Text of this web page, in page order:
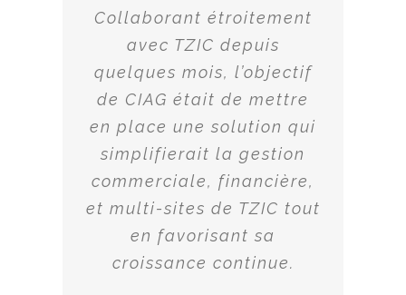
Collaborant étroitement
avec TZIC depuis
quelques mois, l’objectif
de CIAG était de mettre
en place une solution qui
simplifierait la gestion
commerciale, financière,
et multi-sites de TZIC tout
en favorisant sa
croissance continue.